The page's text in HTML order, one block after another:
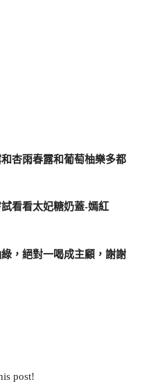
杏雨春露和葡萄柚樂多都
看看太妃糖奶蓋-嫣紅
，絕對一喝成主顧，謝謝
post!